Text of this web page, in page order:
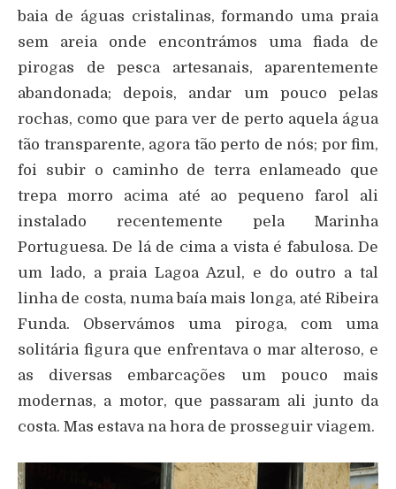
baia de águas cristalinas, formando uma praia
sem areia onde encontrámos uma fiada de
pirogas de pesca artesanais, aparentemente
abandonada; depois, andar um pouco pelas
rochas, como que para ver de perto aquela água
tão transparente, agora tão perto de nós; por fim,
foi subir o caminho de terra enlameado que
trepa morro acima até ao pequeno farol ali
instalado recentemente pela Marinha
Portuguesa. De lá de cima a vista é fabulosa. De
um lado, a praia Lagoa Azul, e do outro a tal
linha de costa, numa baía mais longa, até Ribeira
Funda. Observámos uma piroga, com uma
solitária figura que enfrentava o mar alteroso, e
as diversas embarcações um pouco mais
modernas, a motor, que passaram ali junto da
costa. Mas estava na hora de prosseguir viagem.